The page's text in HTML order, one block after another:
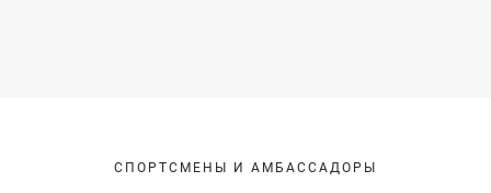
СПОРТСМЕНЫ И АМБАССАДОРЫ